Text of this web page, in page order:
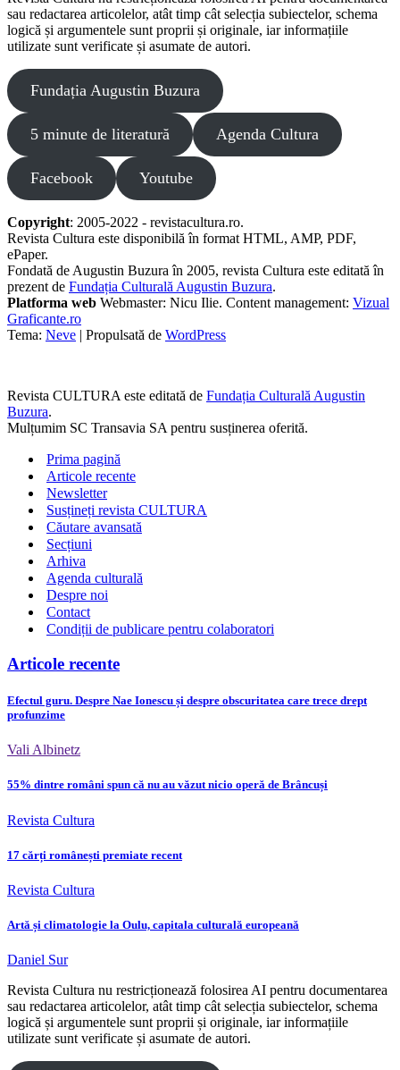
sau redactarea articolelor, atât timp cât selecția subiectelor, schema
logică și argumentele sunt proprii și originale, iar informațiile
utilizate sunt verificate și asumate de autori.
Fundația Augustin Buzura
5 minute de literatură Agenda Cultura
Facebook Youtube
Copyright: 2005-2022 - revistacultura.ro.
Revista Cultura este disponibilă în format HTML, AMP, PDF,
ePaper.
Fondată de Augustin Buzura în 2005, revista Cultura este editată în
prezent de Fundația Culturală Augustin Buzura.
Platforma web Webmaster: Nicu Ilie. Content management: Vizual
Graficante.ro
Tema: Neve | Propulsată de WordPress
Revista CULTURA este editată de Fundația Culturală Augustin
Buzura.
Mulțumim SC Transavia SA pentru susținerea oferită.
Prima pagină
Articole recente
Newsletter
Susțineți revista CULTURA
Căutare avansată
Secțiuni
Arhiva
Agenda culturală
Despre noi
Contact
Condiții de publicare pentru colaboratori
Articole recente
Efectul guru. Despre Nae Ionescu și despre obscuritatea care trece drept
profunzime
Vali Albinetz
55% dintre români spun că nu au văzut nicio operă de Brâncuși
Revista Cultura
17 cărți românești premiate recent
Revista Cultura
Artă și climatologie la Oulu, capitala culturală europeană
Daniel Sur
Revista Cultura nu restricționează folosirea AI pentru documentarea
sau redactarea articolelor, atât timp cât selecția subiectelor, schema
logică și argumentele sunt proprii și originale, iar informațiile
utilizate sunt verificate și asumate de autori.